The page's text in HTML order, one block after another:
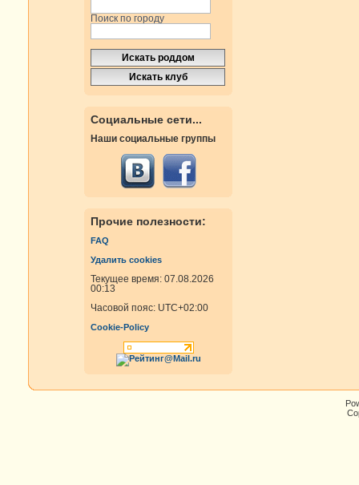
Поиск по городу
Социальные сети...
Наши социальные группы
Прочие полезности:
FAQ
Удалить cookies
Текущее время: 07.08.2026
00:13
Часовой пояс: UTC+02:00
Cookie-Policy